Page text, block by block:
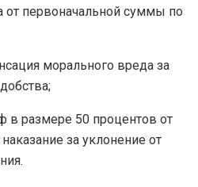
от первоначальной суммы по
морального вреда за
в размере 50 процентов от
за уклонение от